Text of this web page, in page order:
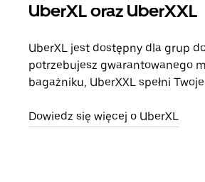
UberXL oraz UberXXL
UberXL jest dostępny dla grup
potrzebujesz gwarantowanego
bagażniku, UberXXL spełni
Dowiedz się więcej o UberXL